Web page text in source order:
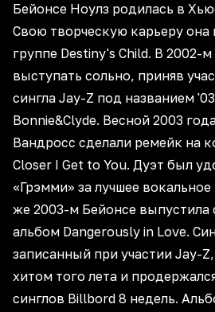
Бейонсе Ноулз родилась в
Свою творческую карьеру она
группе Destiny's Child. В 2002-
выступать сольно, приняв
сингла Jay-Z под названием '03
Bonnie&Clyde. Весной 2003
Вандросс сделали ремейк на
Closer I Get to You. Дуэт был
«Грэмми» за лучшее
же 2003-м Бейонсе выпустила
альбом Dangerously in Love.
записанный при участии Jay-
хитом того лета и
синглов Billbord 8 недель.